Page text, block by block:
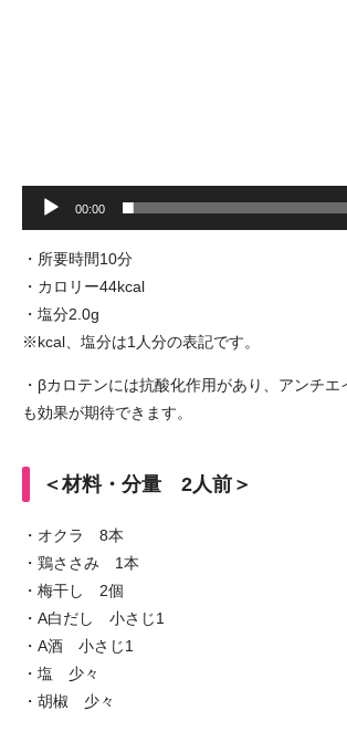
00:00
・所要時間10分
・カロリー44kcal
・塩分2.0g
※kcal、塩分は1人分の表記です。
・βカロテンには抗酸化作用があり、アンチエ
も効果が期待できます。
＜材料・分量 2人前＞
・オクラ 8本
・鶏ささみ 1本
・梅干し 2個
・A白だし 小さじ1
・A酒 小さじ1
・塩 少々
・胡椒 少々